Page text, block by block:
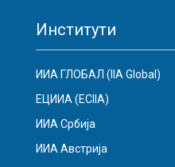
Институти
ИИА ГЛОБАЛ (IIA Global)
ЕЦИИА (ECIIA)
ИИА Србија
ИИА Австрија